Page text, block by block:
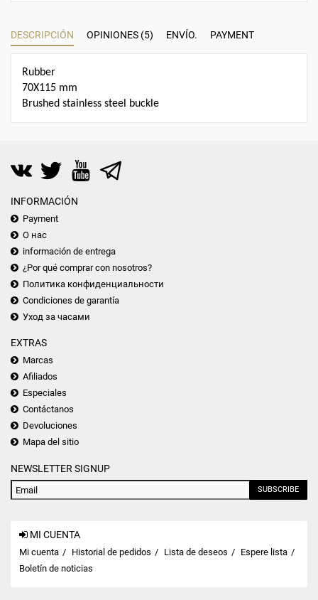
DESCRIPCIÓN OPINIONES (5) ENVÍO. PAYMENT
Rubber
70Х115 mm
Brushed stainless steel buckle
INFORMACIÓN
Payment
О нас
información de entrega
¿Por qué comprar con nosotros?
Политика конфиденциальности
Condiciones de garantía
Уход за часами
EXTRAS
Marcas
Afiliados
Especiales
Contáctanos
Devoluciones
Mapa del sitio
NEWSLETTER SIGNUP
SUBSCRIBE
MI CUENTA
Mi cuenta Historial de pedidos Lista de deseos
Espere lista
Boletín de noticias